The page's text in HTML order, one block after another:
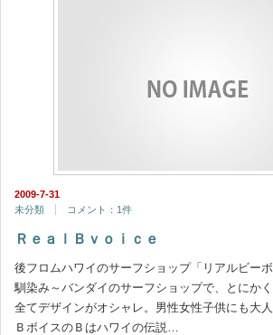
2009-7-31
未分類
コメント：1件
ＲｅａｌＢｖｏｉｃｅ
後フロムハワイのサーフショップ「リアルビー
馴染み～バンダイのサーフショップで、とにか
全てデザインがオシャレ。男性女性子供にも大
ＢボイスのＢはハワイの伝説…